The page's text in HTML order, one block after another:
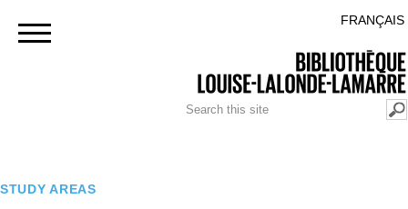
FRANÇAIS
SEARCH FORM
Search
STUDY AREAS